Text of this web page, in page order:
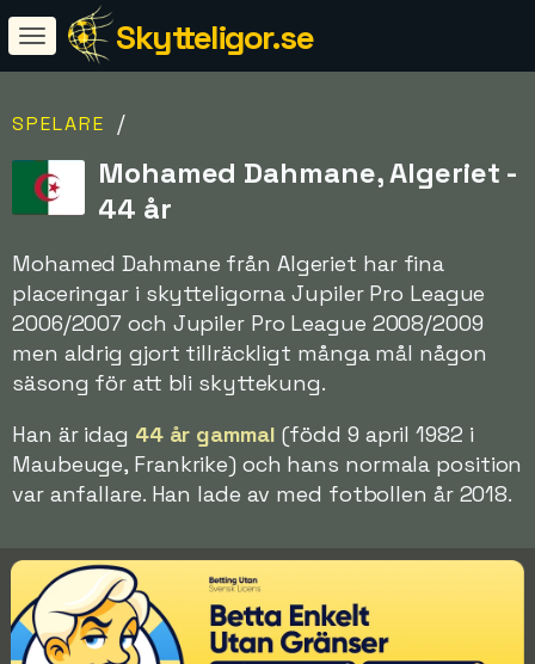
Skytteligor.se
SPELARE /
Mohamed Dahmane, Algeriet -
44 år
Mohamed Dahmane från Algeriet har fina
placeringar i skytteligorna Jupiler Pro League
2006/2007 och Jupiler Pro League 2008/2009
men aldrig gjort tillräckligt många mål någon
säsong för att bli skyttekung.
Han är idag 44 år gammal (född 9 april 1982 i
Maubeuge, Frankrike) och hans normala position
var anfallare. Han lade av med fotbollen år 2018.